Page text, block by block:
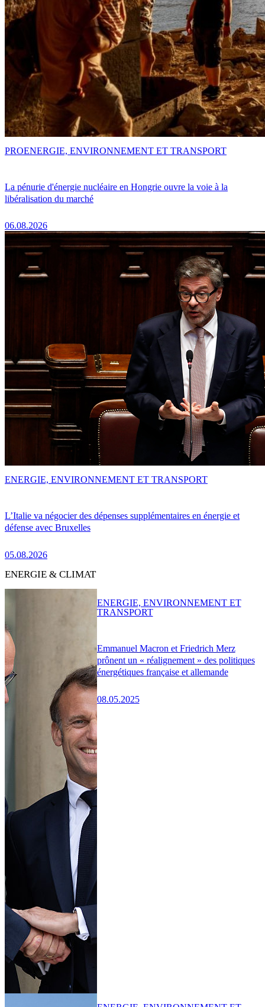
La pénurie d'énergie nucléaire en Hongrie ouvre la voie à la
libéralisation du marché
06.08.2026
PROENERGIE, ENVIRONNEMENT ET TRANSPORT
L’Italie va négocier des dépenses supplémentaires en énergie et
défense avec Bruxelles
05.08.2026
ENERGIE, ENVIRONNEMENT ET TRANSPORT
ENERGIE & CLIMAT
Emmanuel Macron et Friedrich Merz
prônent un « réalignement » des politiques
énergétiques française et allemande
08.05.2025
ENERGIE, ENVIRONNEMENT ET
TRANSPORT